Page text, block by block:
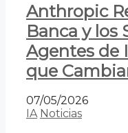
Anthropic
Banca y los
Agentes de
que
07/05/2026
IA Noticias